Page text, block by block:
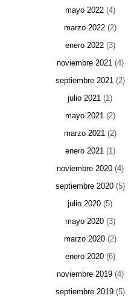
mayo 2022(4)
marzo 2022(2)
enero 2022(3)
noviembre 2021(4)
septiembre 2021(2)
julio 2021 (1)
mayo 2021(2)
marzo 2021(2)
enero 2021(1)
noviembre 2020(4)
septiembre 2020(5)
julio 2020 (5)
mayo 2020(3)
marzo 2020(2)
enero 2020(6)
noviembre 2019(4)
septiembre 2019(5)